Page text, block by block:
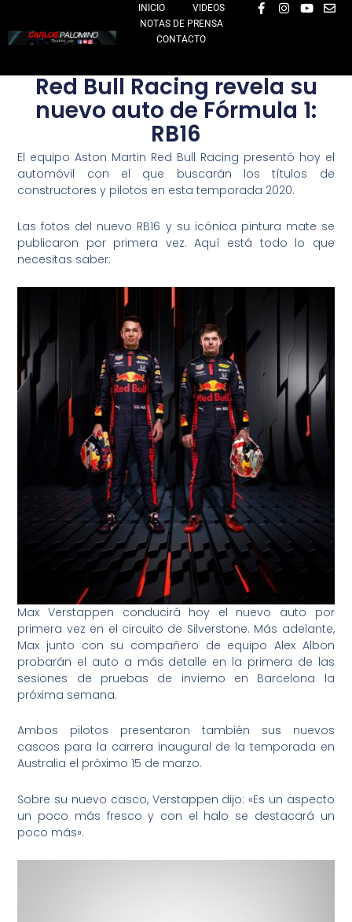
al
contenido
INICIO
VIDEOS
NOTAS DE PRENSA
CONTACTO
F
a
o
k
f
I
n
r
m
Y
o
e
E
n
p
Red Bull Racing revela su
nuevo auto de Fórmula 1:
RB16
El equipo Aston Martin Red Bull Racing presentó hoy el
automóvil con el que buscarán los títulos de
constructores y pilotos en esta temporada 2020.
Las fotos del nuevo RB16 y su icónica pintura mate se
publicaron por primera vez. Aquí está todo lo que
necesitas saber:
Max Verstappen conducirá hoy el nuevo auto por
primera vez en el circuito de Silverstone. Más adelante,
Max junto con su compañero de equipo Alex Albon
probarán el auto a más detalle en la primera de las
sesiones de pruebas de invierno en Barcelona la
próxima semana.
Ambos pilotos presentaron también sus nuevos
cascos para la carrera inaugural de la temporada en
Australia el próximo 15 de marzo.
Sobre su nuevo casco, Verstappen dijo: «Es un aspecto
un poco más fresco y con el halo se destacará un
poco más».